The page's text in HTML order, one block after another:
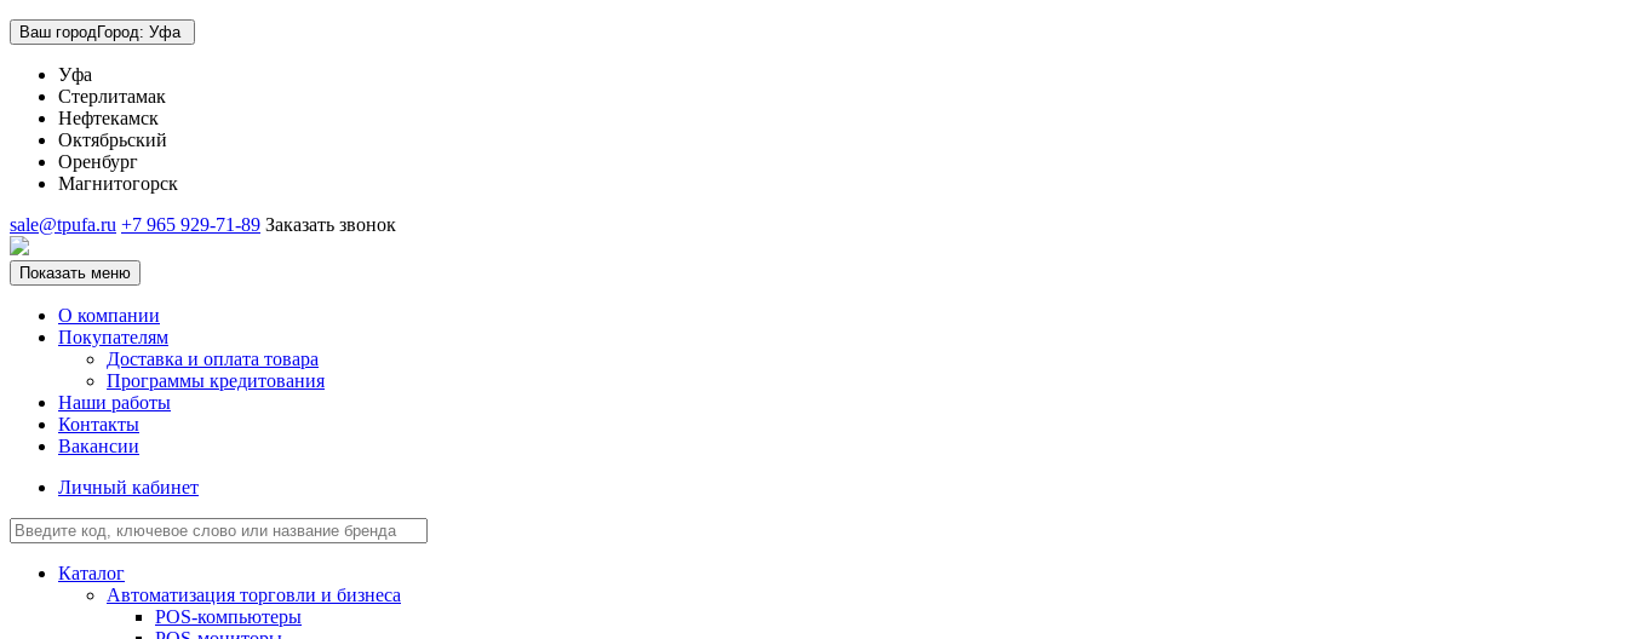
Ваш городГород: Уфа
Уфа
Стерлитамак
Нефтекамск
Октябрьский
Оренбург
Магнитогорск
sale@tpufa.ru +7 965 929-71-89 Заказать звонок
Показать меню
О компании
Покупателям
Доставка и оплата товара
Программы кредитования
Наши работы
Контакты
Вакансии
Личный кабинет
Каталог
Автоматизация торговли и бизнеса
POS-компьютеры